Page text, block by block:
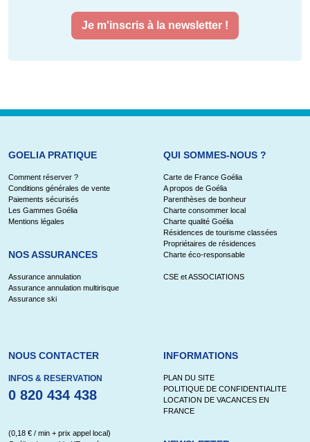
Je m'inscris à la newsletter !
GOELIA PRATIQUE
Comment réserver ?
Conditions générales de vente
Paiements sécurisés
Les Gammes Goélia
Mentions légales
NOS ASSURANCES
Assurance annulation
Assurance annulation multirisque
Assurance ski
QUI SOMMES-NOUS ?
Carte de France Goélia
A propos de Goélia
Parenthèses de bonheur
Charte consommer local
Charte qualité Goélia
Résidences de tourisme classées
Propriétaires de résidences
Charte éco-responsable
CSE et ASSOCIATIONS
NOUS CONTACTER
INFOS & RESERVATION
0 820 434 438
(0,18 € / min + prix appel local)
INFORMATIONS
PLAN DU SITE
POLITIQUE DE CONFIDENTIALITE
LOCATION DE VACANCES EN
FRANCE